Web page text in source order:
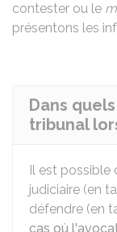
contester ou le
présentons les
Dans
tribunal
Il est possible
judiciaire (en
défendre (en
cas où